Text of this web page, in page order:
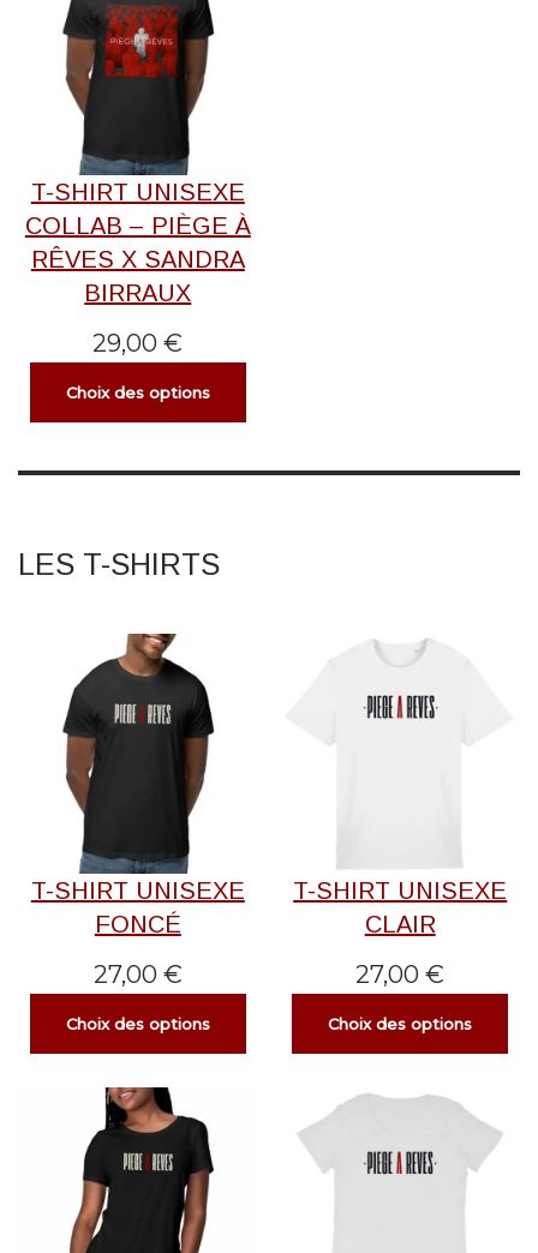
T-SHIRT UNISEXE
COLLAB – PIÈGE À
RÊVES X SANDRA
BIRRAUX
29,00€
Choix des options
LES T-SHIRTS
T-SHIRT UNISEXE
FONCÉ
27,00 €
Choix des options
T-SHIRT UNISEXE
CLAIR
27,00€
Choix des options